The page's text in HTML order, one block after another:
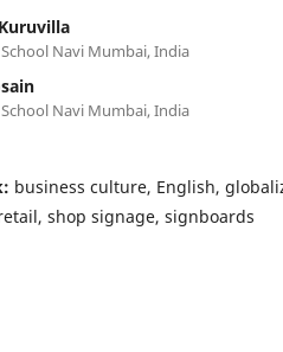
Navi Mumbai, India
Navi Mumbai, India
business culture, English,
shop signage, signboards